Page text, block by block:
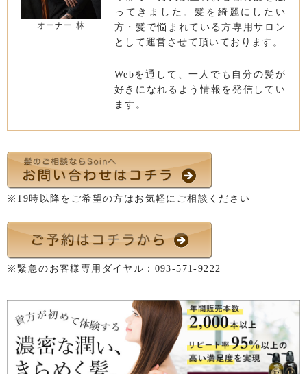
オーナー 林
ってきました。髪を綺麗にしたい
方・髪で悩まれている方専用サロン
として運営させて頂いております。
Webを通して、一人でも自分の髪が
好きになれるよう情報を発信してい
ます。
※19時以降をご希望の方はお気軽にご相談ください
※緊急のお客様専用ダイヤル： 093-571-9222